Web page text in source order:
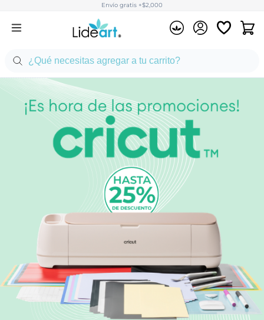
Envío gratis +$2,000